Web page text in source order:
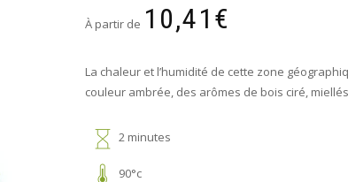
À partir de 10,41 €
La chaleur et l’humidité de cette zone
couleur ambrée, des arômes de bois ciré,
2 minutes
90°c